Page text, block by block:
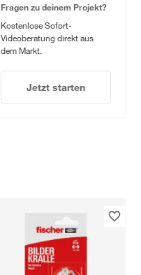
Fragen zu deinem Projekt?
Kostenlose Sofort-
Videoberatung direkt aus
dem Markt.
Jetzt starten